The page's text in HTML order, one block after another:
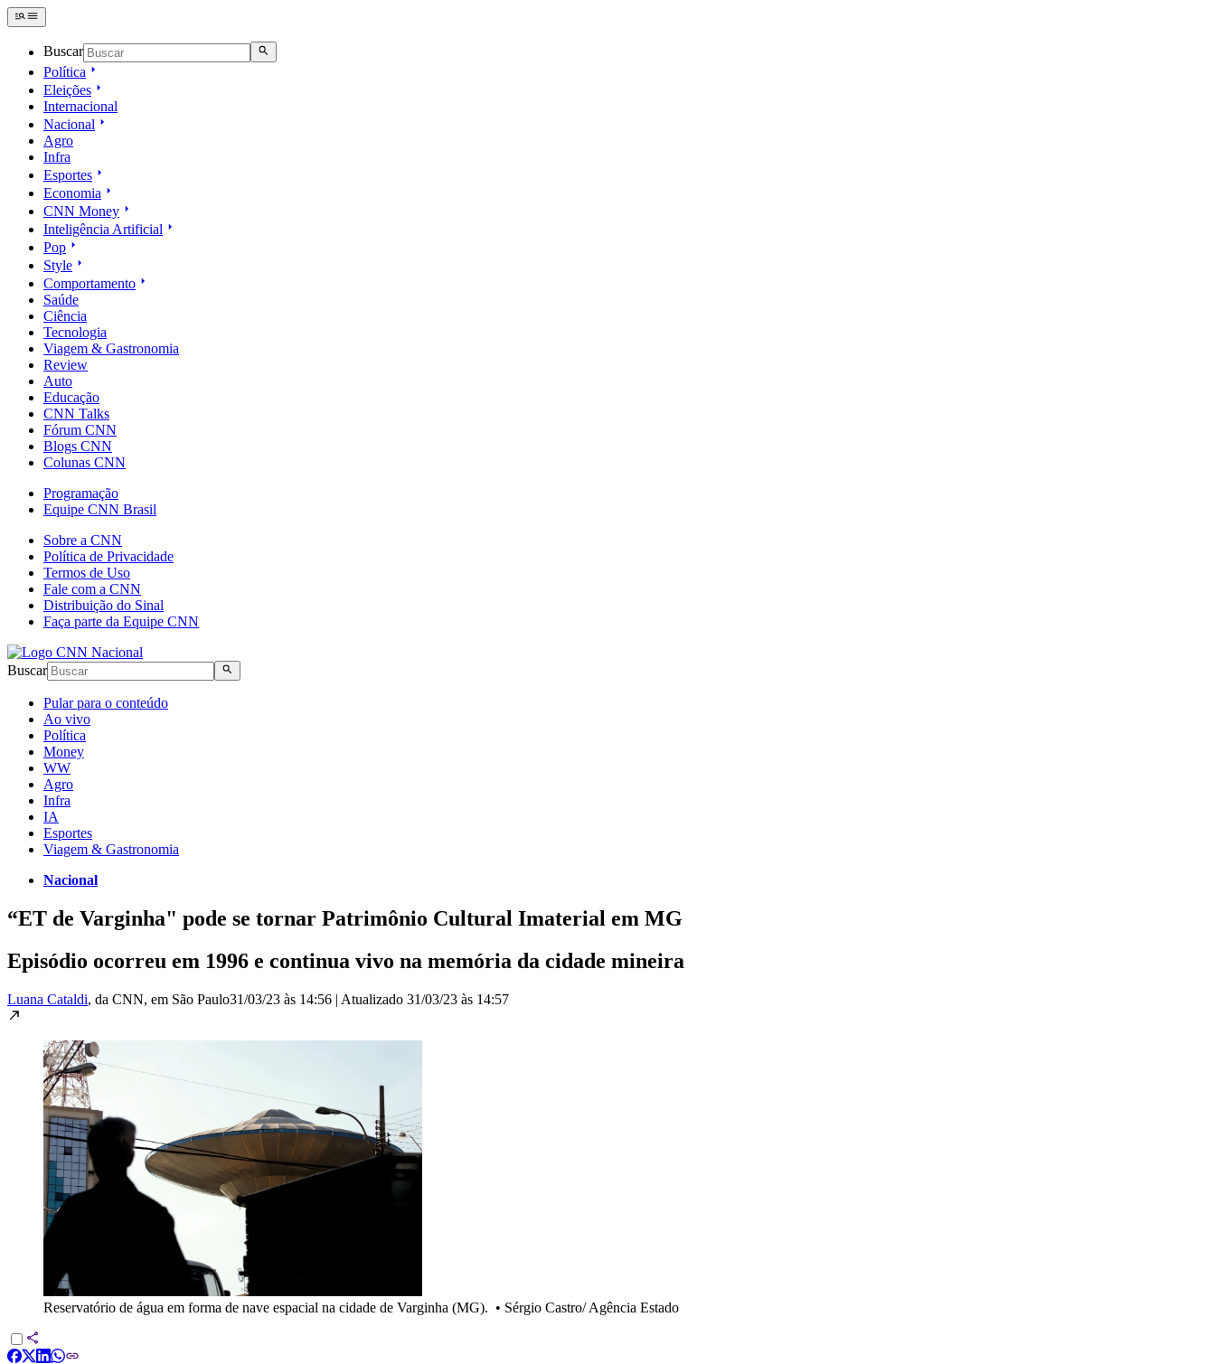
Buscar
Política
Eleições
Internacional
Nacional
Agro
Infra
Esportes
Economia
CNN Money
Inteligência Artificial
Pop
Style
Comportamento
Saúde
Ciência
Tecnologia
Viagem & Gastronomia
Review
Auto
Educação
CNN Talks
Fórum CNN
Blogs CNN
Colunas CNN
Programação
Equipe CNN Brasil
Sobre a CNN
Política de Privacidade
Termos de Uso
Fale com a CNN
Distribuição do Sinal
Faça parte da Equipe CNN
Buscar
Pular para o conteúdo
Ao vivo
Política
Money
WW
Agro
Infra
IA
Esportes
Viagem & Gastronomia
Nacional
“ET de Varginha" pode se tornar Patrimônio Cultural Imaterial em MG
Episódio ocorreu em 1996 e continua vivo na memória da cidade mineira
Luana Cataldi, da CNN, em São Paulo31/03/23 às 14:56 | Atualizado 31/03/23 às 14:57
Reservatório de água em forma de nave espacial na cidade de Varginha (MG). • Sérgio Castro/ Agência Estado